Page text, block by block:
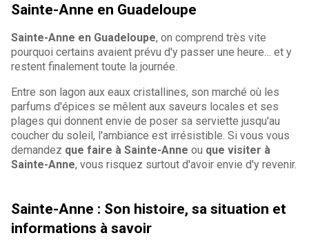
Sainte-Anne en Guadeloupe
Sainte-Anne en Guadeloupe, on comprend très vite
pourquoi certains avaient prévu d'y passer une heure… et y
restent finalement toute la journée.
Entre son lagon aux eaux cristallines, son marché où les
parfums d'épices se mêlent aux saveurs locales et ses
plages qui donnent envie de poser sa serviette jusqu'au
coucher du soleil, l'ambiance est irrésistible. Si vous vous
demandez que faire à Sainte-Anne ou que visiter à
Sainte-Anne, vous risquez surtout d'avoir envie d'y revenir.
Sainte-Anne : Son histoire, sa situation et
informations à savoir